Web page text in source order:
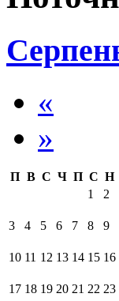
«
»
П В С Ч П С Н
1
2
3 4 5 6 7 8 9
10 11 12 13 14 15 16
17 18 19 20 21 22 23